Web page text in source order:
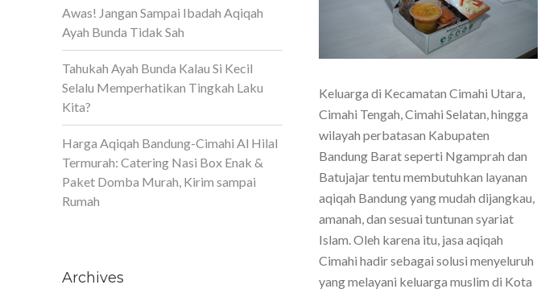
Keluarga di Kecamatan Cimahi Utara,
Cimahi Tengah, Cimahi Selatan, hingga
wilayah perbatasan Kabupaten
Bandung Barat seperti Ngamprah dan
Batujajar tentu membutuhkan layanan
aqiqah Bandung yang mudah dijangkau,
amanah, dan sesuai tuntunan syariat
Islam. Oleh karena itu, jasa aqiqah
Cimahi hadir sebagai solusi menyeluruh
yang melayani keluarga muslim di Kota
Awas! Jangan Sampai Ibadah Aqiqah
Ayah Bunda Tidak Sah
Tahukah Ayah Bunda Kalau Si Kecil
Selalu Memperhatikan Tingkah Laku
Kita?
Harga Aqiqah Bandung-Cimahi Al Hilal
Termurah: Catering Nasi Box Enak &
Paket Domba Murah, Kirim sampai
Rumah
Archives